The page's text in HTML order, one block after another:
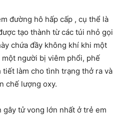
đường hô hấp cấp , cụ thể là
tạo thành từ các túi nhỏ gọi
chứa đầy không khí khi một
người bị viêm phổi, phế
tiết làm cho tình trạng thở ra và
chế lượng oxy.
tử vong lớn nhất ở trẻ em